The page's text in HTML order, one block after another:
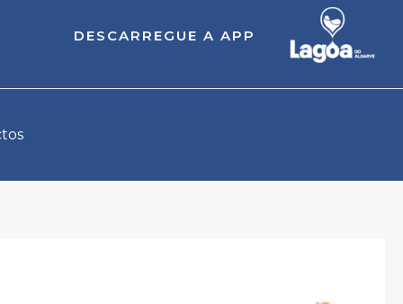
DESCARREGUE A APP